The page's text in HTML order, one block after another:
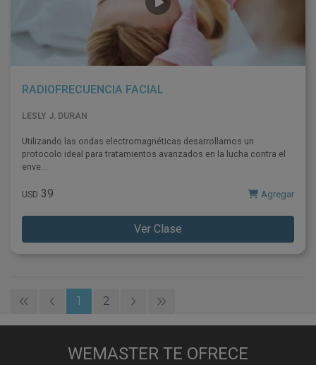
RADIOFRECUENCIA FACIAL
LESLY J. DURAN
Utilizando las ondas electromagnéticas desarrollamos un
protocolo ideal para tratamientos avanzados en la lucha contra el
enve...
USD 39 Agregar
Ver Clase
1 2
WEMASTER TE OFRECE